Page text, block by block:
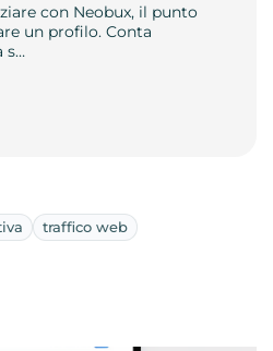
con Neobux, il punto
un profilo. Conta
s…
traffico web